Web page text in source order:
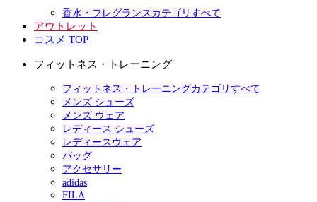
香水・フレグランスカテゴリすべて
アウトレット
コスメ TOP
フィットネス・トレーニング
フィットネス・トレーニングカテゴリすべて
メンズ シューズ
メンズ ウェア
レディース シューズ
レディースウェア
バッグ
アクセサリー
adidas
FILA